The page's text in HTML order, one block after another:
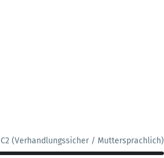
C2 (Verhandlungssicher / Muttersprachlich)